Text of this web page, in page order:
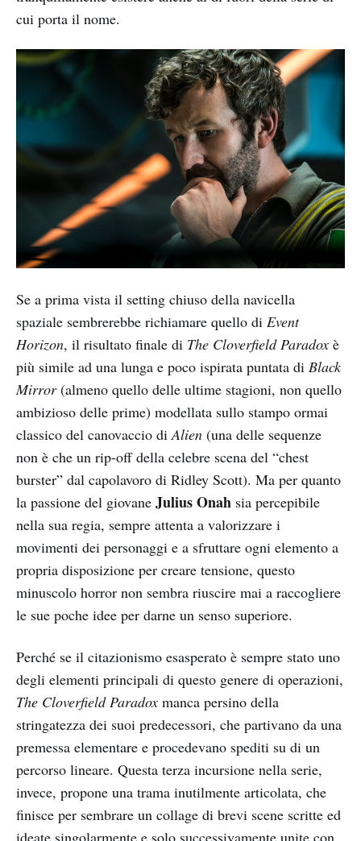
cui porta il nome.
Se a prima vista il setting chiuso della navicella
spaziale sembrerebbe richiamare quello di Event
Horizon, il risultato finale di The Cloverfield Paradox è
più simile ad una lunga e poco ispirata puntata di Black
Mirror(almeno quello delle ultime stagioni, non quello
ambizioso delle prime) modellata sullo stampo ormai
classico del canovaccio diAlien (una delle sequenze
non è che un rip-off della celebre scena del “chest
burster” dal capolavoro di Ridley Scott). Ma per quanto
la passione del giovane Julius Onah sia percepibile
nella sua regia, sempre attenta a valorizzare i
movimenti dei personaggi e a sfruttare ogni elemento a
propria disposizione per creare tensione, questo
minuscolo horror non sembra riuscire mai a raccogliere
le sue poche idee per darne un senso superiore.
Perché se il citazionismo esasperato è sempre stato uno
degli elementi principali di questo genere di operazioni,
The Cloverfield Paradox manca persino della
stringatezza dei suoi predecessori, che partivano da una
premessa elementare e procedevano spediti su di un
percorso lineare. Questa terza incursione nella serie,
invece, propone una trama inutilmente articolata, che
finisce per sembrare un collage di brevi scene scritte ed
ideate singolarmente e solo successivamente unite con